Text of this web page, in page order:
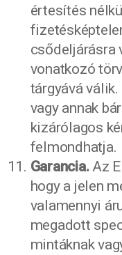
értesítés
csődeljárásra
vonatkozó
tárgyává
vagy annak
kizárólagos
felmondhatja.
Garancia.Az
hogy a jelen
valamennyi
megadott
mintáknak